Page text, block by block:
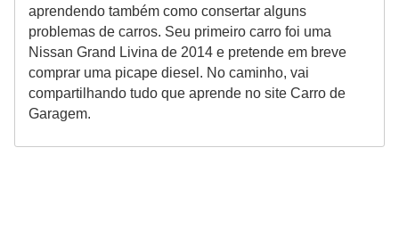
aprendendo também como consertar alguns
problemas de carros. Seu primeiro carro foi uma
Nissan Grand Livina de 2014 e pretende em breve
comprar uma picape diesel. No caminho, vai
compartilhando tudo que aprende no site Carro de
Garagem.